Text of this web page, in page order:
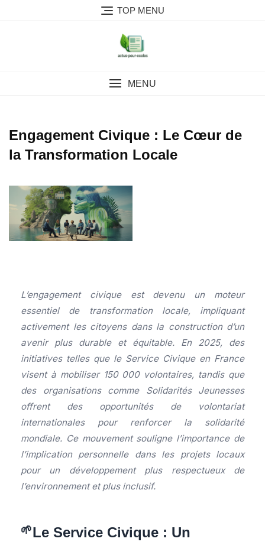
TOP MENU
MENU
Engagement Civique : Le Cœur de
la Transformation Locale
L’engagement civique est devenu un moteur
essentiel de transformation locale, impliquant
activement les citoyens dans la construction d’un
avenir plus durable et équitable. En 2025, des
initiatives telles que le Service Civique en France
visent à mobiliser 150 000 volontaires, tandis que
des organisations comme Solidarités Jeunesses
offrent des opportunités de volontariat
internationales pour renforcer la solidarité
mondiale. Ce mouvement souligne l’importance de
l’implication personnelle dans les projets locaux
pour un développement plus respectueux de
l’environnement et plus inclusif.
Le Service Civique : Un